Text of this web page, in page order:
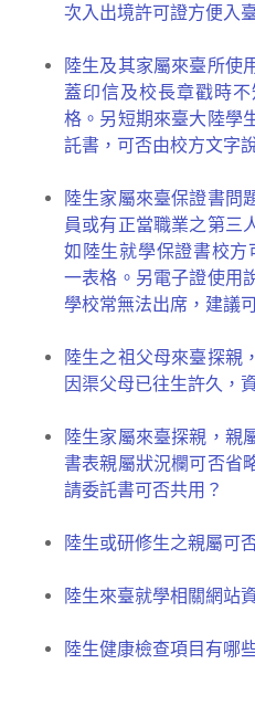
次入出境許可證方便入
陸生及其家屬來臺所使
蓋印信及校長章戳時
格。另短期來臺大陸學
託書，可否由校方文字
陸生家屬來臺保證書問
員或有正當職業之第三
如陸生就學保證書校
一表格。另電子證使用
學校常無法出席，建議
陸生之祖父母來臺探親
因渠父母已往生許久，
陸生家屬來臺探親，親
書表親屬狀況欄可否省
請委託書可否共用？
陸生或研修生之親屬可
陸生來臺就學相關網站
陸生健康檢查項目有哪